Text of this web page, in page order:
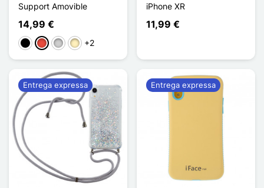
Support Amovible
14,99 €
PretoVermelho
PrataOuro+2
iPhone XR
11,99 €
Entrega expressa Entrega expressa